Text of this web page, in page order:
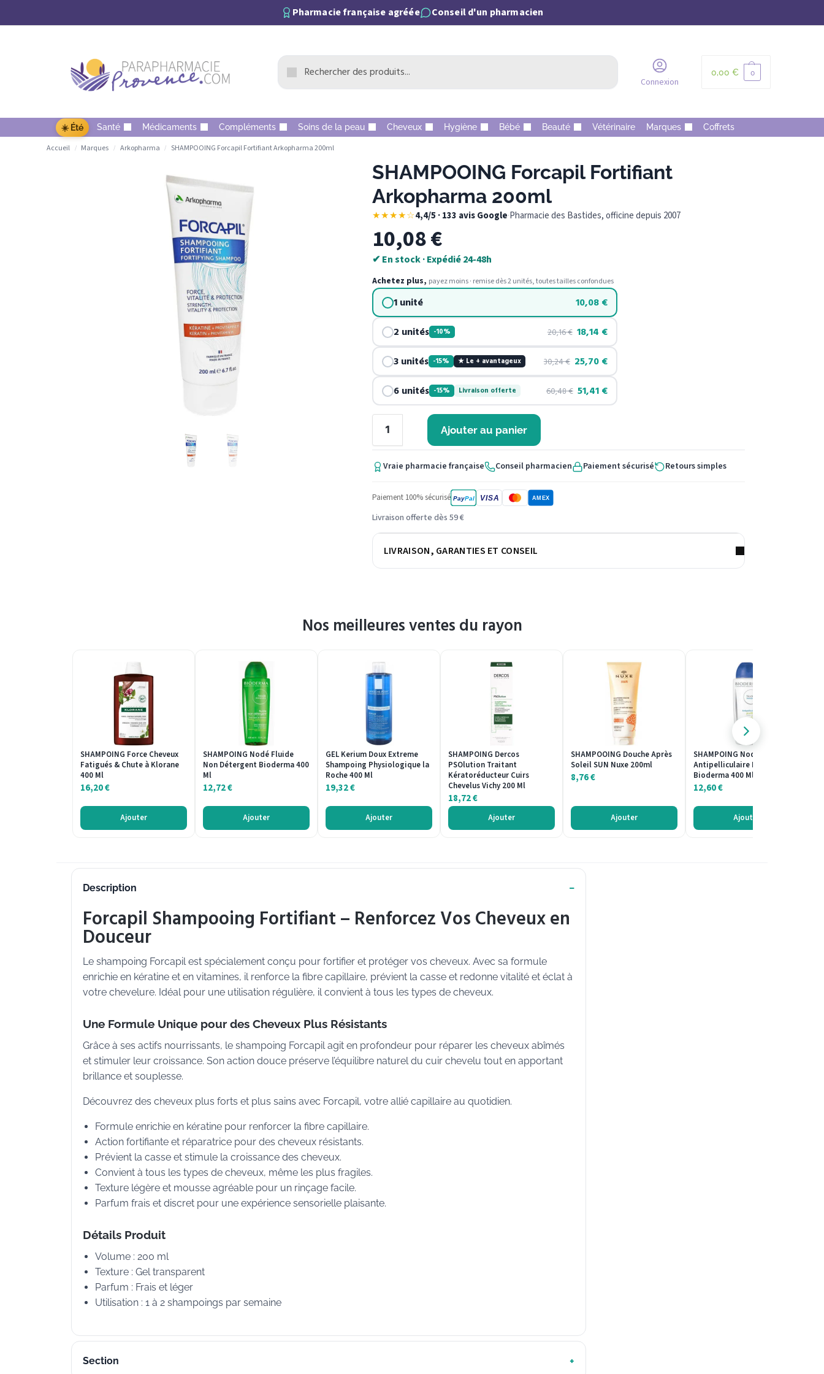
Pharmacie française agréée Conseil d'un pharmacien
Connexion
0,00 € 0
☀️ Été Santé Médicaments Compléments Soins de la peau Cheveux Hygiène Bébé Beauté Vétérinaire Marques Coffrets
Accueil / Marques / Arkopharma / SHAMPOOING Forcapil Fortifiant Arkopharma 200ml
SHAMPOOING Forcapil Fortifiant
Arkopharma 200ml
★★★★☆4,4/5 · 133 avis Google·Pharmacie des Bastides, officine depuis 2007
10,08€
✔ En stock · Expédié 24-48h
Achetez plus, payez moins · remise dès 2 unités, toutes tailles confondues
1 unité 10,08€
2 unités -10% 20,16€ 18,14 €
3 unités -15% ★ Le + avantageux 30,24€ 25,70€
6 unités -15% Livraison offerte 60,48€ 51,41€
Ajouter au panier
Vraie pharmacie française Conseil pharmacien Paiement sécurisé Retours simples
Paiement 100% sécurisé PayPal VISA AMEX
Livraison offerte dès 59 €
LIVRAISON, GARANTIES ET CONSEIL
Nos meilleures ventes du rayon
SHAMPOING Force Cheveux
Fatigués & Chute à Klorane
400 Ml
16,20€
Ajouter
SHAMPOING Nodé Fluide
Non Détergent Bioderma 400
Ml
12,72€
Ajouter
GEL Kerium Doux Extreme
Shampoing Physiologique la
Roche 400 Ml
19,32€
Ajouter
SHAMPOING Dercos
PSOlution Traitant
Kératoréducteur Cuirs
Chevelus Vichy 200 Ml
18,72€
Ajouter
SHAMPOOING Douche Après
Soleil SUN Nuxe 200ml
8,76€
Ajouter
SHAMPOING Nodé P
Antipelliculaire Purifiant
Bioderma 400 Ml
12,60€
Ajouter
Description
Forcapil Shampooing Fortifiant – Renforcez Vos Cheveux en
Douceur
Le shampoing Forcapil est spécialement conçu pour fortifier et protéger vos cheveux. Avec sa formule
enrichie en kératine et en vitamines, il renforce la fibre capillaire, prévient la casse et redonne vitalité et éclat à
votre chevelure. Idéal pour une utilisation régulière, il convient à tous les types de cheveux.
Une Formule Unique pour des Cheveux Plus Résistants
Grâce à ses actifs nourrissants, le shampoing Forcapil agit en profondeur pour réparer les cheveux abîmés
et stimuler leur croissance. Son action douce préserve l’équilibre naturel du cuir chevelu tout en apportant
brillance et souplesse.
Découvrez des cheveux plus forts et plus sains avec Forcapil, votre allié capillaire au quotidien.
Formule enrichie en kératine pour renforcer la fibre capillaire.
Action fortifiante et réparatrice pour des cheveux résistants.
Prévient la casse et stimule la croissance des cheveux.
Convient à tous les types de cheveux, même les plus fragiles.
Texture légère et mousse agréable pour un rinçage facile.
Parfum frais et discret pour une expérience sensorielle plaisante.
Détails Produit
Volume : 200 ml
Texture : Gel transparent
Parfum : Frais et léger
Utilisation : 1 à 2 shampoings par semaine
Section